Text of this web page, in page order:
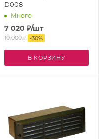
D008
Много
7 020 ₽/шт
10 000₽ -30%
В КОРЗИНУ